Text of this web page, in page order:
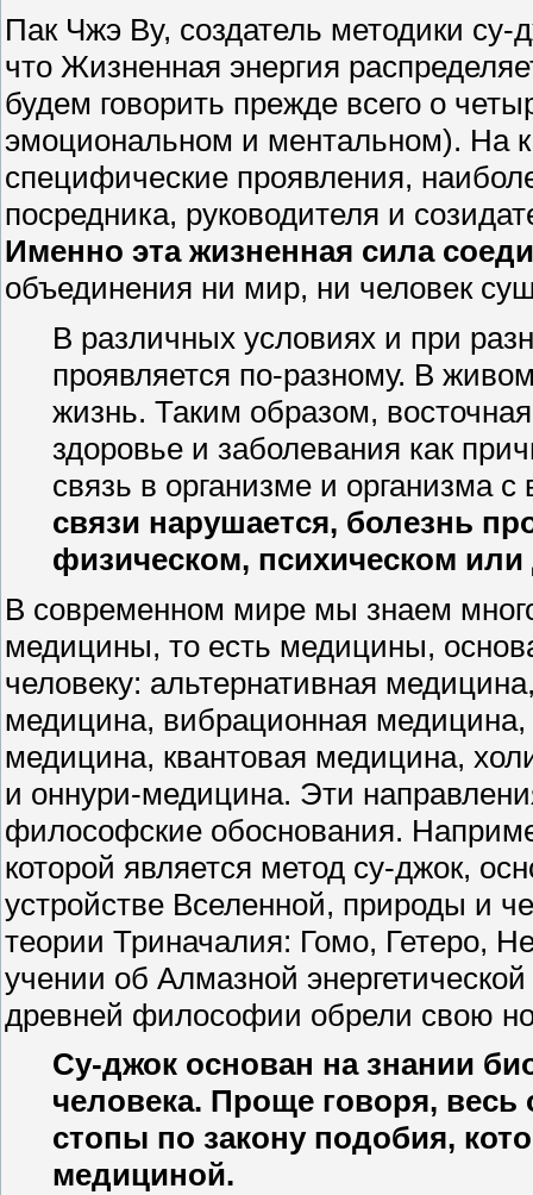
Пак Чжэ By, создатель методики су-
что Жизненная энергия
будем говорить прежде всего о
эмоциональном и ментальном). На
специфические проявления,
посредника, руководителя и
Именно эта жизненная сила
объединения ни мир, ни человек
В различных условиях и при
проявляется по-разному. В
жизнь. Таким образом,
здоровье и заболевания как
связь в организме и организма
связи нарушается, болезнь
физическом, психическом
В современном мире мы знаем
медицины, то есть медицины,
человеку: альтернативная
медицина, вибрационная медицина,
медицина, квантовая медицина,
и оннури-медицина. Эти
философские обоснования.
которой является метод су-джок,
устройстве Вселенной, природы и
теории Триначалия: Гомо, Гетеро,
учении об Алмазной
древней философии обрели свою
Су-джок основан на знании
человека. Проще говоря, весь
стопы по закону подобия,
медициной.